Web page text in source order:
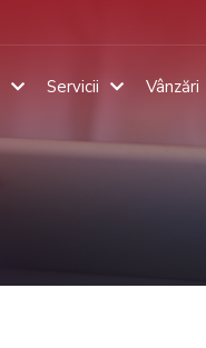
Servicii Vânzări